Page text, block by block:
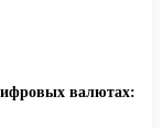
валютах: